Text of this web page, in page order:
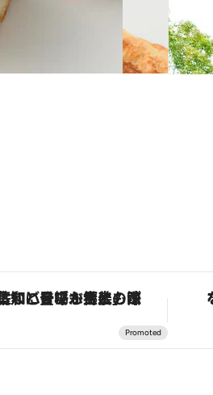
「土佐和ハーブかき氷」がOMO7高知に登場！生姜、山椒、大葉など目にも舌にも涼を呼ぶ郷土の味